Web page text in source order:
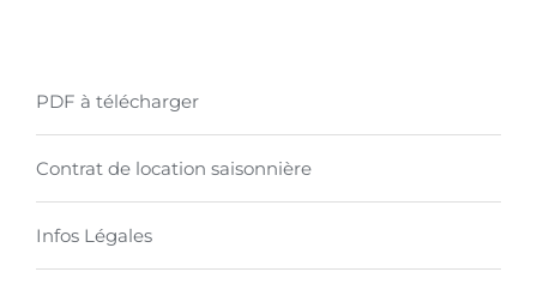
PDF à télécharger
Contrat de location saisonnière
Infos Légales